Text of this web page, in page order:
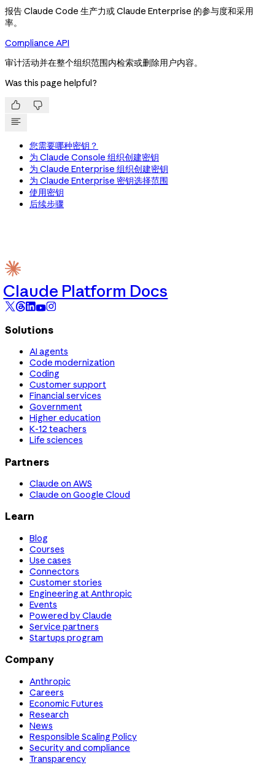
报告 Claude Code 生产力或 Claude Enterprise 的参与度和采用
率。
Compliance API
审计活动并在整个组织范围内检索或删除用户内容。
Was this page helpful?
 
您需要哪种密钥？
为 Claude Console 组织创建密钥
为 Claude Enterprise 组织创建密钥
为 Claude Enterprise 密钥选择范围
使用密钥
后续步骤
Claude Platform Docs
Solutions
AI agents
Code modernization
Coding
Customer support
Financial services
Government
Higher education
K-12 teachers
Life sciences
Partners
Claude on AWS
Claude on Google Cloud
Learn
Blog
Courses
Use cases
Connectors
Customer stories
Engineering at Anthropic
Events
Powered by Claude
Service partners
Startups program
Company
Anthropic
Careers
Economic Futures
Research
News
Responsible Scaling Policy
Security and compliance
Transparency